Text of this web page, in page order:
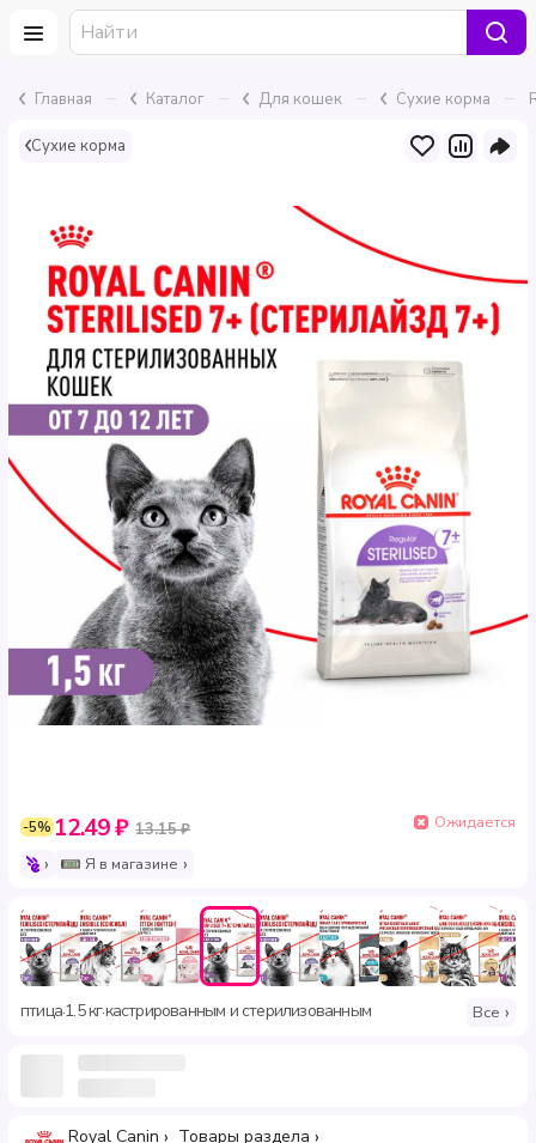
Главная – Каталог – Для кошек – Сухие корма –
Сухие корма
-5% 12.49 ₽ 13.15 ₽
Ожидается
Я в магазине
птица·1.5 кг·кастрированным и стерилизованным Все
Royal Canin Товары раздела